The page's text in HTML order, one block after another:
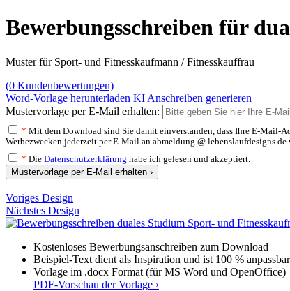
Bewerbungsschreiben für
Muster für Sport- und Fitnesskaufmann / Fitnesskauffrau
(0 Kundenbewertungen)
Word-Vorlage herunterladen KI Anschreiben generieren
Mustervorlage per E-Mail erhalten:
* Mit dem Download sind Sie damit einverstanden, dass Ihre E-Mail-
Werbezwecken jederzeit per E-Mail an abmeldung @
* Die Datenschutzerklärung habe ich gelesen und akzeptiert.
Mustervorlage per E-Mail erhalten ›
Voriges Design
Nächstes Design
Kostenloses Bewerbungsanschreiben zum Download
Beispiel-Text dient als Inspiration und ist 100 % anpassbar
Vorlage im .docx Format (für MS Word und OpenOffice)
PDF-Vorschau der Vorlage ›